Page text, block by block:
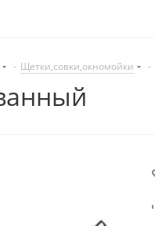
- Щетки,совки,окномойки -